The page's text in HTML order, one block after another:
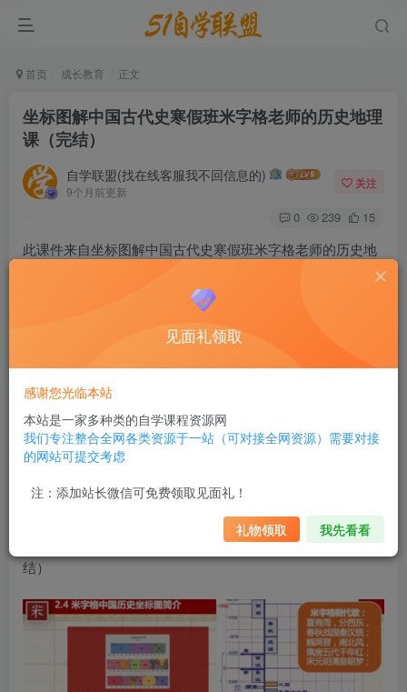
首页 成长教育 正文
坐标图解中国古代史寒假班米字格老师的历史地理
课（完结）
自学联盟(找在线客服我不回信息的)
9个月前更新
关注
0 239 15
此课件来自坐标图解中国古代史寒假班米字格老师的历史地
理课（完结），此课件以时间为纵轴、各学科关键字为横轴
来展开学习。将理工学科中的坐标系统、图表化思维引入到
历史和文学等人文知识学习中，训练孩子的逻辑思维能力，
老师找到了一种练习的神器：米字格练习本，在绘制中国古
代史、中国近代史、世界史、世界近代史、中国地图、世界
地图等诸多图表时，能极大的提高效率，且视觉体验既美观
大方、又直观精准，因此PP老师给自己设计了一个俏皮的网
名“米字格老师”。
坐标图解中国古代史寒假班米字格老师的历史地理课（完
结）
见面礼领取
感谢您光临本站
本站是一家多种类的自学课程资源网
我们专注整合全网各类资源于一站（可对接全网资源）需要对接
的网站可提交考虑
注：添加站长微信可免费领取见面礼！
礼物领取 我先看看